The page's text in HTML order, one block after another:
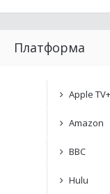
Платформа
Apple TV+
Amazon
BBC
Hulu